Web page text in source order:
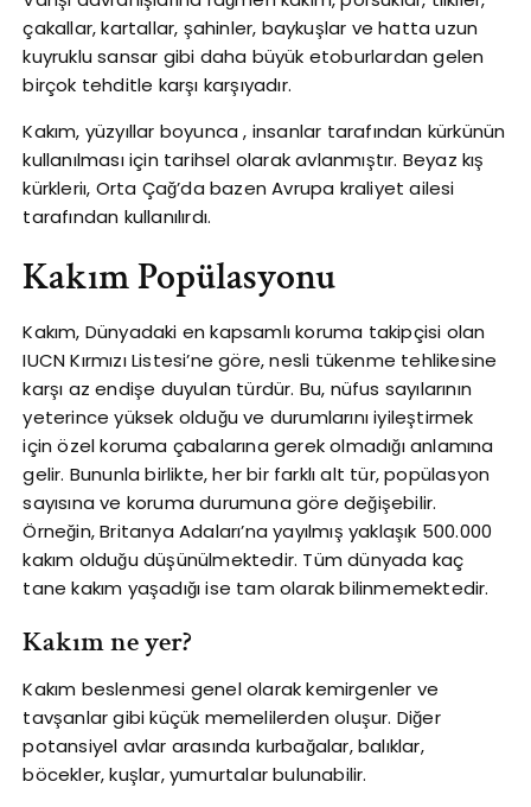
çakallar, kartallar, şahinler, baykuşlar ve hatta uzun
kuyruklu sansar gibi daha büyük etoburlardan gelen
birçok tehditle karşı karşıyadır.
Kakım, yüzyıllar boyunca , insanlar tarafından kürkünün
kullanılması için tarihsel olarak avlanmıştır. Beyaz kış
kürkleriı, Orta Çağ’da bazen Avrupa kraliyet ailesi
tarafından kullanılırdı.
Kakım Popülasyonu
Kakım, Dünyadaki en kapsamlı koruma takipçisi olan
IUCN Kırmızı Listesi’ne göre, nesli tükenme tehlikesine
karşı az endişe duyulan türdür. Bu, nüfus sayılarının
yeterince yüksek olduğu ve durumlarını iyileştirmek
için özel koruma çabalarına gerek olmadığı anlamına
gelir. Bununla birlikte, her bir farklı alt tür, popülasyon
sayısına ve koruma durumuna göre değişebilir.
Örneğin, Britanya Adaları’na yayılmış yaklaşık 500.000
kakım olduğu düşünülmektedir. Tüm dünyada kaç
tane kakım yaşadığı ise tam olarak bilinmemektedir.
Kakım ne yer?
Kakım beslenmesi genel olarak kemirgenler ve
tavşanlar gibi küçük memelilerden oluşur. Diğer
potansiyel avlar arasında kurbağalar, balıklar,
böcekler, kuşlar, yumurtalar bulunabilir.